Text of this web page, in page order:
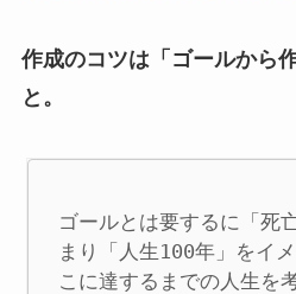
作成のコツは「ゴールから
と。
ゴールとは要するに「死
まり「人生100年」をイ
こに達するまでの人生を